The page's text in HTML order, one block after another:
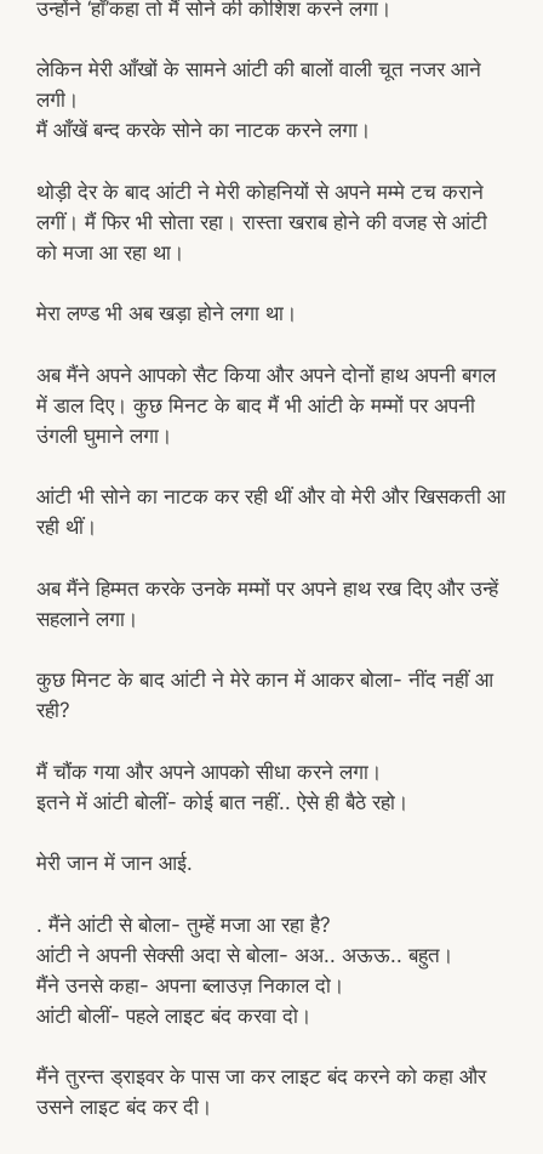
उन्होंने ‘हाँ’कहा तो मैं सोने की कोशिश करने लगा।
लेकिन मेरी आँखों के सामने आंटी की बालों वाली चूत नजर आने
लगी।
मैं आँखें बन्द करके सोने का नाटक करने लगा।
थोड़ी देर के बाद आंटी ने मेरी कोहनियों से अपने मम्मे टच कराने
लगीं। मैं फिर भी सोता रहा। रास्ता खराब होने की वजह से आंटी
को मजा आ रहा था।
मेरा लण्ड भी अब खड़ा होने लगा था।
अब मैंने अपने आपको सैट किया और अपने दोनों हाथ अपनी बगल
में डाल दिए। कुछ मिनट के बाद मैं भी आंटी के मम्मों पर अपनी
उंगली घुमाने लगा।
आंटी भी सोने का नाटक कर रही थीं और वो मेरी और खिसकती आ
रही थीं।
अब मैंने हिम्मत करके उनके मम्मों पर अपने हाथ रख दिए और उन्हें
सहलाने लगा।
कुछ मिनट के बाद आंटी ने मेरे कान में आकर बोला- नींद नहीं आ
रही?
मैं चौंक गया और अपने आपको सीधा करने लगा।
इतने में आंटी बोलीं- कोई बात नहीं.. ऐसे ही बैठे रहो।
मेरी जान में जान आई.
. मैंने आंटी से बोला- तुम्हें मजा आ रहा है?
आंटी ने अपनी सेक्सी अदा से बोला- अअ.. अऊऊ.. बहुत।
मैंने उनसे कहा- अपना ब्लाउज़ निकाल दो।
आंटी बोलीं- पहले लाइट बंद करवा दो।
मैंने तुरन्त ड्राइवर के पास जा कर लाइट बंद करने को कहा और
उसने लाइट बंद कर दी।